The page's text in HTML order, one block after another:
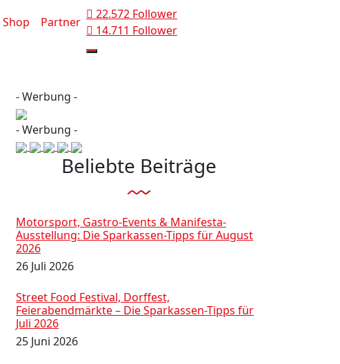
Shop Partner
22.572 Follower
14.711 Follower
- Werbung -
- Werbung -
Beliebte Beiträge
Motorsport, Gastro-Events & Manifesta-
Ausstellung: Die Sparkassen-Tipps für August
2026
26 Juli 2026
Street Food Festival, Dorffest,
Feierabendmärkte – Die Sparkassen-Tipps für
Juli 2026
25 Juni 2026